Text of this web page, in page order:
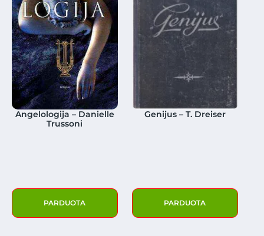
Angelologija – Danielle
Trussoni
PARDUOTA
Genijus – T. Dreiser
PARDUOTA